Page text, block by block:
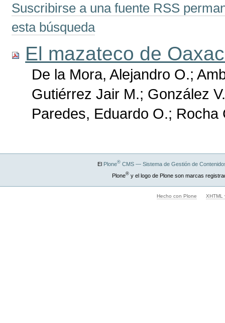
Suscribirse a una fuente RSS
esta búsqueda
El mazateco de
De la Mora, Alejandro O.;
Gutiérrez Jair M.; González
Paredes, Eduardo O.; Rocha
El Plone®CMS — Sistema de Gestión de
Plone®y el logo de Plone son marcas
Hecho con Plone XHTML